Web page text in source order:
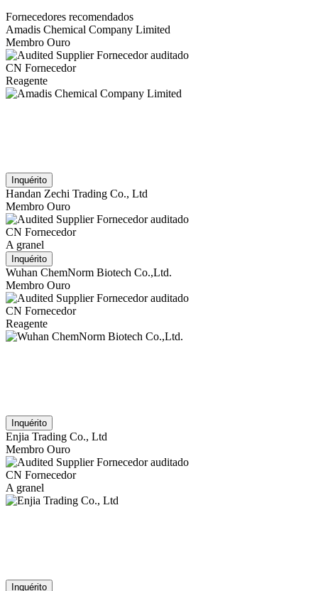
Fornecedores recomendados
Amadis Chemical Company Limited
Membro Ouro
Fornecedor auditado
CN Fornecedor
Reagente
Inquérito
Handan Zechi Trading Co., Ltd
Membro Ouro
Fornecedor auditado
CN Fornecedor
A granel
Inquérito
Wuhan ChemNorm Biotech Co.,Ltd.
Membro Ouro
Fornecedor auditado
CN Fornecedor
Reagente
Inquérito
Enjia Trading Co., Ltd
Membro Ouro
Fornecedor auditado
CN Fornecedor
A granel
Inquérito